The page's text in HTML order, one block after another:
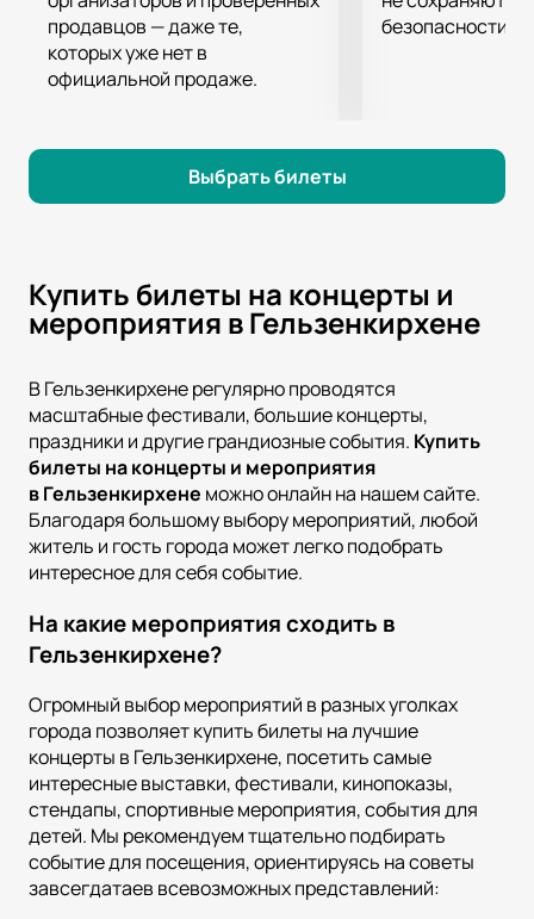
продавцов — даже те,
которых уже нет в
официальной продаже.
безопасности.
Выбрать билеты
Купить билеты на концерты и
мероприятия в Гельзенкирхене
В Гельзенкирхене регулярно проводятся
масштабные фестивали, большие концерты,
праздники и другие грандиозные события. Купить
билеты на концерты и мероприятия
вГельзенкирхене можно онлайн на нашем сайте.
Благодаря большому выбору мероприятий, любой
житель и гость города может легко подобрать
интересное для себя событие.
На какие мероприятия сходить в
Гельзенкирхене?
Огромный выбор мероприятий в разных уголках
города позволяет купить билеты на лучшие
концерты в Гельзенкирхене, посетить самые
интересные выставки, фестивали, кинопоказы,
стендапы, спортивные мероприятия, события для
детей. Мы рекомендуем тщательно подбирать
событие для посещения, ориентируясь на советы
завсегдатаев всевозможных представлений: